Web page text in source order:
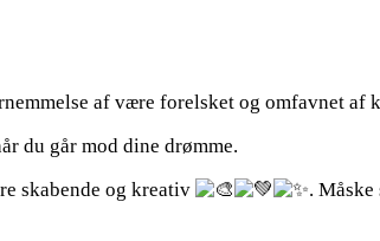
af være forelsket og omfavnet af
du går mod dine drømme.
skabende og kreativ
.